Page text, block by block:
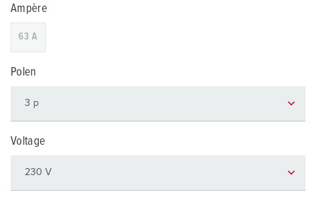
Ampère
63 A
Polen
Voltage